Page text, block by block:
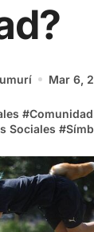
Mar 6,
#Comunidad
Sociales #